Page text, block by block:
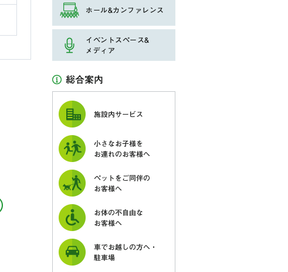
ホール&カンファレンス
イベントスペース&
メディア
総合案内
施設内サービス
小さなお子様を
お連れのお客様へ
ペットをご同伴の
お客様へ
お体の不自由な
お客様へ
車でお越しの方へ・
駐車場